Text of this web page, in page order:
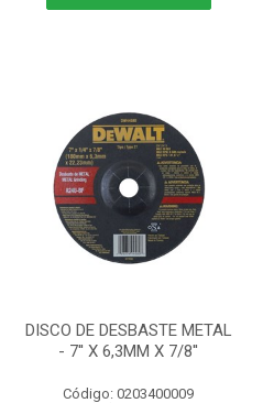
DISCO DE DESBASTE METAL
- 7'' X 6,3MM X 7/8''
Código: 0203400009